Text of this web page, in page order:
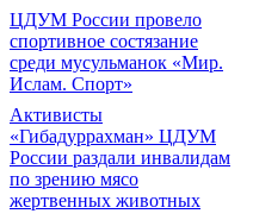
ЦДУМ России провело
спортивное состязание
среди мусульманок «Мир.
Ислам. Спорт»
Активисты
«Гибадуррахман» ЦДУМ
России раздали инвалидам
по зрению мясо
жертвенных животных